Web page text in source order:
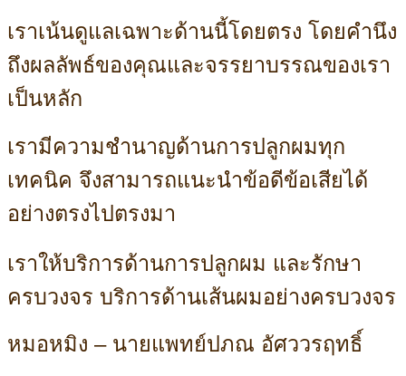
เราเน้นดูแลเฉพาะด้านนี้โดยตรง โดยคำนึง
ถึงผลลัพธ์ของคุณและจรรยาบรรณของเรา
เป็นหลัก
เรามีความชำนาญด้านการปลูกผมทุก
เทคนิค จึงสามารถแนะนำข้อดีข้อเสียได้
อย่างตรงไปตรงมา
เราให้บริการด้านการปลูกผม และรักษา
ครบวงจร บริการด้านเส้นผมอย่างครบวงจร
หมอหมิง – นายแพทย์ปภณ อัศววรฤทธิ์